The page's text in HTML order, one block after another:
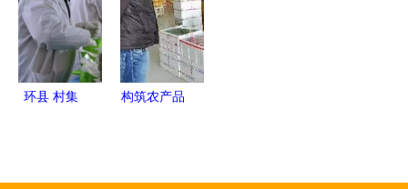
物中毒抢
救，医生紧
急警告
环县 村集
构筑农产品